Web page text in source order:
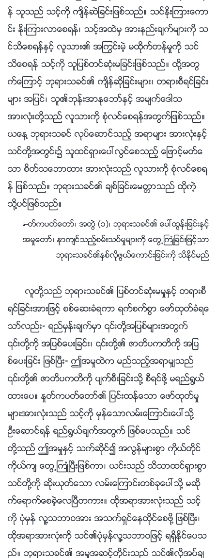
န္ သူသည္ သင့္ကို က်ိန္ဆဲျခင္းျဖစ္သည္။ သင္ႏိုးၾကားေကာ
င္း ႏိုးၾကားလာေစရန္၊ သင့္အထဲမွ အားနည္းခ်က္မ်ားကို သ
င္သိေစရန္ႏွင့္ လူသား၏ အႂကြင္းမဲ့ မထိုက္တန္မႈကို သင္
သိေစရန္ သင့္ကို သူျပစ္တင္ဆုံးမျခင္းျဖစ္သည္။ ထို႔အတြ
က္ေၾကာင့္ ဘုရားသခင္၏ က်ိန္ဆိုျခင္းမ်ား၊ တရားစီရင္ျခင္း
မ်ား အျပင္၊ သူ၏ဘုန္းအာႏုေဘာ္ႏွင့္ အမ်က္ေဒါသ
အားလုံးတို႔သည္ လူသားကို စုံလင္ေစရန္အတြက္ျဖစ္သည္။
ယေန႔ ဘုရားသခင္ လုပ္ေဆာင္သည့္ အရာမ်ား အားလုံးႏွင့္
သင္တို႔အတြင္း၌ သူထင္ရွားေပၚလြင္ေစသည့္ ေျဖာင့္မတ္ေ
သာ စိတ္သေဘာထား အားလုံးသည္ လူသားကို စုံလင္ေစရ
န္ ျဖစ္သည္။ ဘုရားသခင္၏ ခ်စ္ျခင္းေမတၱာသည္ ထိုကဲ့
သို႔ပင္ျဖစ္သည္။
—ႏႈတ္ကပတ္ေတာ္၊ အတြဲ (၁)၊ ဘုရားသခင္၏ ေပၚထြန္းျခင္းႏွင့္
အမႈေတာ္၊ နာက်င္သည့္စမ္းသပ္မႈမ်ားကို ေတြ႕ႀကဳံျခင္းျဖင့္သာ
ဘုရားသခင္၏ႏွစ္လိုဖြယ္ေကာင္းျခင္းကို သိႏိုင္မည္
လူတို႔သည္ ဘုရားသခင္၏ ျပစ္တင္ဆုံးမမႈႏွင့္ တရားစီ
ရင္ျခင္းအားျဖင့္ စစ္ေဆးခံရကာ ရက္စက္စြာ ေဖာ္ထုတ္ခံရေ
သာ္လည္း- ရည္မွန္းခ်က္မွာ ၎တို႔အျပစ္မ်ားအတြက္
၎တို႔ကို အျပစ္ေပးျခင္း၊ ၎တို႔၏ ဇာတိပကတိကို အျပ
စ္ေပးျခင္း ျဖစ္ၿပီး- ဤအမႈထဲက မည္သည့္အရာမွ်သည္
၎တို႔၏ ဇာတိပကတိကို ပ်က္စီးျခင္းသို႔ စီရင္ဖို႔ မရည္႐ြယ္
ထားေပ။ ႏႈတ္ကပတ္ေတာ္၏ ျပင္းထန္ေသာ ေဖာ္ထုတ္မႈ
မ်ားအားလုံးသည္ သင့္ကို မွန္ေသာလမ္းေၾကာင္းေပၚသို႔
ဦးေဆာင္ရန္ ရည္႐ြယ္ခ်က္အတြက္ ျဖစ္ေပသည္။ သင္
တို႔သည္ ဤအမႈႏွင့္ သက္ဆိုင္၍ အလြန္မ်ားစြာ ကိုယ္တိုင္
ကိုယ္က် ေတြ႕ႀကဳံၿပီးျဖစ္ကာ၊ ယင္းသည္ သိသာထင္ရွားစြာ
သင္တို႔ကို ဆိုးယုတ္ေသာ လမ္းေၾကာင္းတစ္ခုေပၚသို႔ မဆို
က္ေရာက္ေစခဲ့ေလၿပီတကား။ ထိုအရာအားလုံးသည္ သင့္
ကို ပုံမွန္ လူ႔သဘာဝအား အသက္ရွင္ေနထိုင္ေစဖို႔ ျဖစ္ၿပီး၊
ထိုအရာအားလုံးကို သင္၏ပုံမွန္လူ႔သဘာဝျဖင့္ ရရွိႏိုင္ေပသ
ည္။ ဘုရားသခင္၏ အမႈအဆင့္တိုင္းသည္ သင္၏လိုအပ္ခ်